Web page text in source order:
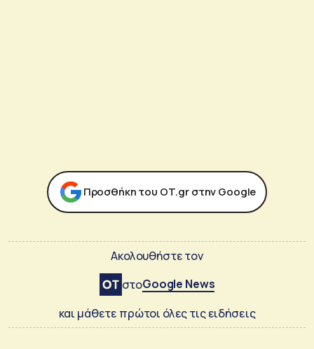
Προσθήκη του ΟΤ.gr στην Google
Ακολουθήστε τον
στοGoogle News
και μάθετε πρώτοι όλες τις ειδήσεις